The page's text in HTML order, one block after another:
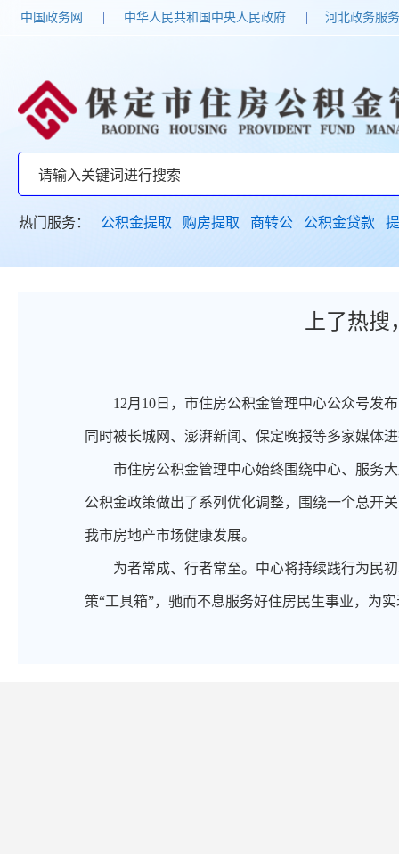
中国政务网 中华人民共和国中央人民政府 河北政务服
热门服务： 公积金提取 购房提取 商转公 公积金贷款
上了热
12月10日，市住房公积金管理中心公众号发
同时被长城网、澎湃新闻、保定晚报等多家媒体
市住房公积金管理中心始终围绕中心、服务
公积金政策做出了系列优化调整，围绕一个总开
我市房地产市场健康发展。
为者常成、行者常至。中心将持续践行为民
策“工具箱”，驰而不息服务好住房民生事业，为